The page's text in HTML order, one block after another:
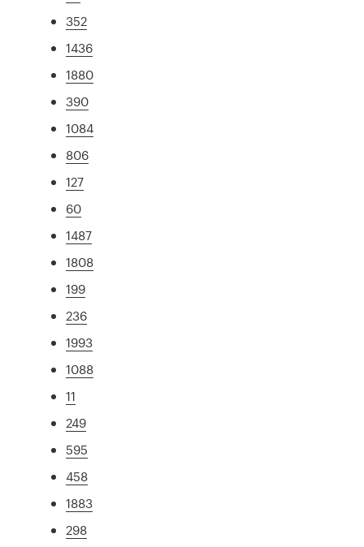
352
1436
1880
390
1084
806
127
60
1487
1808
199
236
1993
1088
11
249
595
458
1883
298